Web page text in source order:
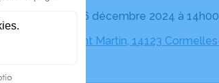
Le lundi 16 décembre 2024 à 14h00
Église Saint Martin, 14123